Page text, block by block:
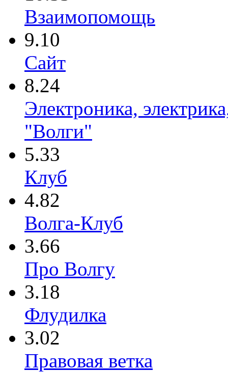
Взаимопомощь
9.10
Сайт
8.24
Электроника,
"Волги"
5.33
Клуб
4.82
Волга-Клуб
3.66
Про Волгу
3.18
Флудилка
3.02
Правовая ветка